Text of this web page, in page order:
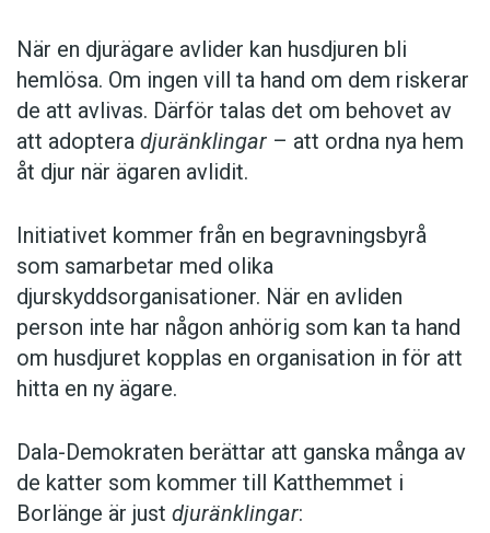
När en djurägare avlider kan husdjuren bli
hemlösa. Om ingen vill ta hand om dem riskerar
de att avlivas. Därför talas det om behovet av
att adoptera djuränklingar – att ordna nya hem
åt djur när ägaren avlidit.
Initiativet kommer från en begravningsbyrå
som samarbetar med olika
djurskyddsorganisationer. När en avliden
person inte har någon anhörig som kan ta hand
om husdjuret kopplas en organisation in för att
hitta en ny ägare.
Dala-Demokraten berättar att ganska många av
de katter som kommer till Katthemmet i
Borlänge är just djuränklingar: